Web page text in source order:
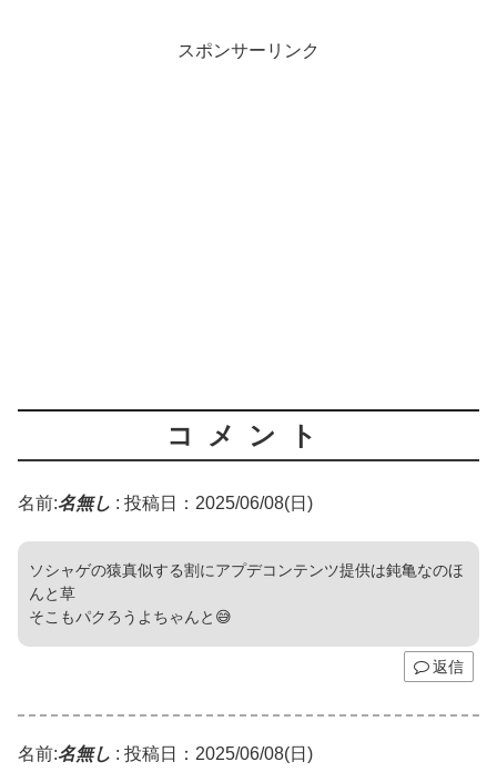
スポンサーリンク
コメント
名前:名無し : 投稿日：2025/06/08(日)
ソシャゲの猿真似する割にアプデコンテンツ提供は鈍亀なのほ
んと草
そこもパクろうよちゃんと😅
返信
名前:名無し : 投稿日：2025/06/08(日)